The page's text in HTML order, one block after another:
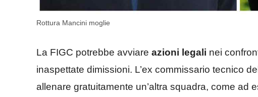
Rottura Mancini moglie
La FIGC potrebbe avviare azioni legali nei
inaspettate dimissioni. L’ex commissario tecnico
allenare gratuitamente un’altra squadra, come ad